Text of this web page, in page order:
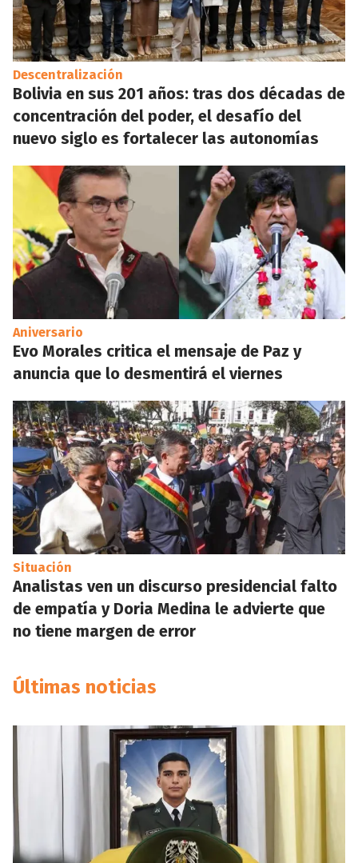
Descentralización
Bolivia en sus 201 años: tras dos décadas de
concentración del poder, el desafío del
nuevo siglo es fortalecer las autonomías
Aniversario
Evo Morales critica el mensaje de Paz y
anuncia que lo desmentirá el viernes
Situación
Analistas ven un discurso presidencial falto
de empatía y Doria Medina le advierte que
no tiene margen de error
Últimas noticias